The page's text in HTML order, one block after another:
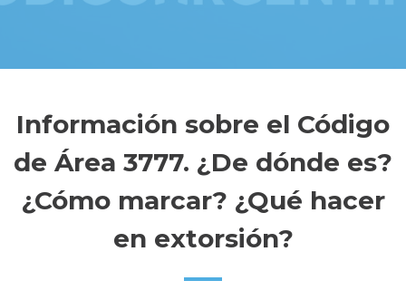
Información sobre el Código
de Área 3777. ¿De dónde es?
¿Cómo marcar? ¿Qué hacer
en extorsión?